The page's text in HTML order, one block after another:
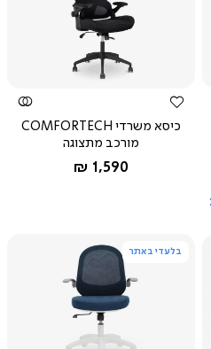
צפייה
מהירה
כיסא משרדי COMFORTECH
מורכב מתצוגה
החל מ-
1,590 ₪
בלעדי באתר
צפייה
מהירה